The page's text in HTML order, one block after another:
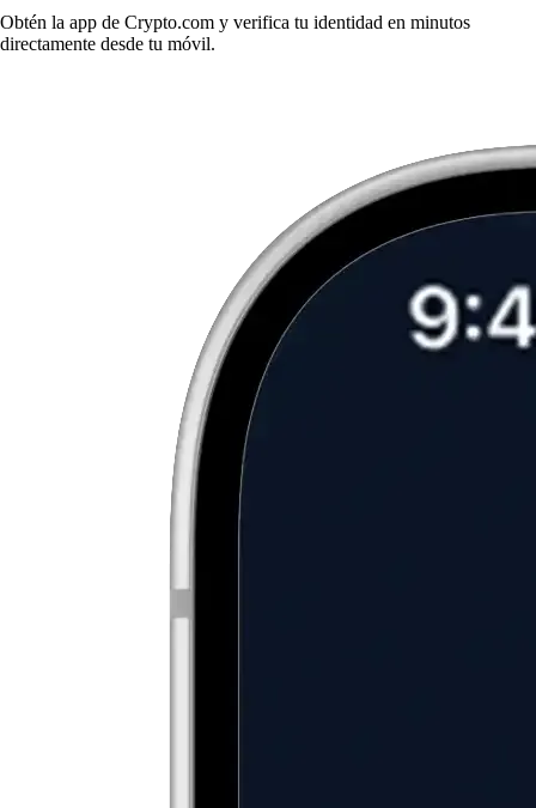
Obtén la app de Crypto.com y verifica tu identidad en minutos
directamente desde tu móvil.